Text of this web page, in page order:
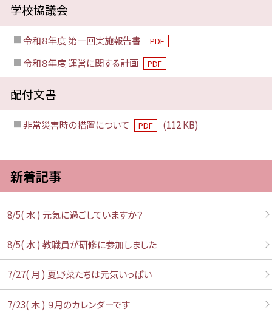
学校協議会
令和８年度 第一回実施報告書 PDF
令和８年度 運営に関する計画 PDF
配付文書
非常災害時の措置について PDF (112 KB)
新着記事
8/5( 水 ) 元気に過ごしていますか？
8/5( 水 ) 教職員が研修に参加しました
7/27( 月 ) 夏野菜たちは元気いっぱい
7/23( 木 ) ９月のカレンダーです